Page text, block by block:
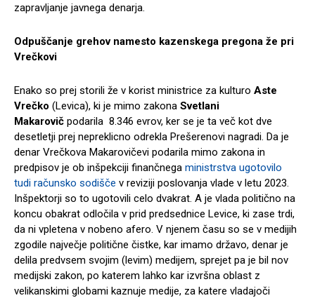
zapravljanje javnega denarja.
Odpuščanje grehov namesto kazenskega pregona že pri
Vrečkovi
Enako so prej storili že v korist ministrice za kulturo Aste
Vrečko (Levica), ki je mimo zakona Svetlani
Makarovič podarila 8.346 evrov, ker se je ta več kot dve
desetletji prej nepreklicno odrekla Prešerenovi nagradi. Da je
denar Vrečkova Makarovičevi podarila mimo zakona in
predpisov je ob inšpekciji finančnega ministrstva ugotovilo
tudi računsko sodišče v reviziji poslovanja vlade v letu 2023.
Inšpektorji so to ugotovili celo dvakrat. A je vlada politično na
koncu obakrat odločila v prid predsednice Levice, ki zase trdi,
da ni vpletena v nobeno afero. V njenem času so se v medijih
zgodile največje politične čistke, kar imamo državo, denar je
delila predvsem svojim (levim) medijem, sprejet pa je bil nov
medijski zakon, po katerem lahko kar izvršna oblast z
velikanskimi globami kaznuje medije, za katere vladajoči